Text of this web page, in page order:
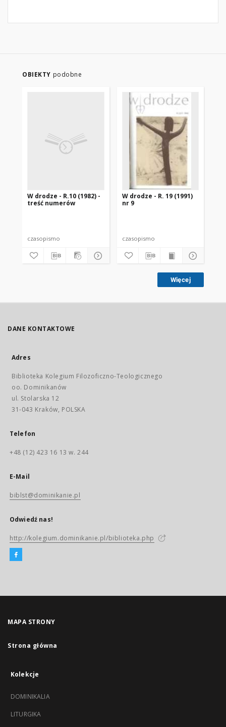
OBIEKTY podobne
W drodze - R.10 (1982) -
treść numerów
czasopismo
W drodze - R. 19 (1991)
nr 9
czasopismo
Więcej
DANE KONTAKTOWE
Adres
Biblioteka Kolegium Filozoficzno-Teologicznego
oo. Dominikanów
ul. Stolarska 12
31-043 Kraków, POLSKA
Telefon
+48 (12) 423 16 13 w. 244
E-Mail
biblst@dominikanie.pl
Odwiedź nas!
http://kolegium.dominikanie.pl/biblioteka.php
MAPA STRONY
Strona główna
Kolekcje
DOMINIKALIA
LITURGIKA